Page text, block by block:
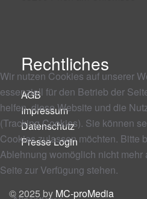
Rechtliches
AGB
Impressum
Datenschutz
Presse Login
© 2025 by MC-proMedia
Wir nutzen Cookies auf unserer
essenziell für den Betrieb der
helfen, diese Website und die
(Tracking Cookies). Sie können
Cookies zulassen möchten. Bitte
Ablehnung womöglich nicht
Seite zur Verfügung stehen.